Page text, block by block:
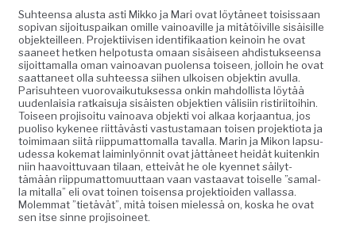
Suh­teen­sa alus­ta asti Mikko ja Mari ovat löytäneet toi­sis­saan
sopi­van sijoi­tu­s­paikan omille vain­oav­ille ja mitätöiville sisäisille
objek­teilleen. Pro­jek­ti­ivisen iden­ti­fikaa­tion keinoin he ovat
saa­neet het­ken helpo­tus­ta omaan sisäiseen ahdis­tuk­seen­sa
sijoit­ta­mal­la oman vain­oa­van puolen­sa toiseen, jol­loin he ovat
saat­ta­neet olla suh­teessa siihen ulkoisen objek­tin avul­la.
Parisuh­teen vuorovaiku­tuk­ses­sa onkin mah­dol­lista löytää
uuden­laisia ratkaisu­ja sisäis­ten objek­tien välisi­in ris­tiri­itoi­hin.
Toiseen pro­jisoitu vain­oa­va objek­ti voi alkaa kor­jaan­tua, jos
puoliso kyke­nee riit­tävästi vas­tus­ta­maan toisen pro­jek­tio­ta ja
toim­i­maan siitä riip­pumat­toma­l­la taval­la. Marin ja Mikon lap­su­
udessa koke­mat laimin­lyönnit ovat jät­täneet hei­dät kuitenkin
niin haavoit­tuvaan tilaan, etteivät he ole kyen­net säi­lyt­
tämään riip­pumat­to­muut­taan vaan vas­taa­vat toiselle ”samal­
la mital­la” eli ovat toinen toisen­sa pro­jek­tioiden val­lassa.
Molem­mat ”tietävät”, mitä toisen mielessä on, kos­ka he ovat
sen itse sinne projisoineet.